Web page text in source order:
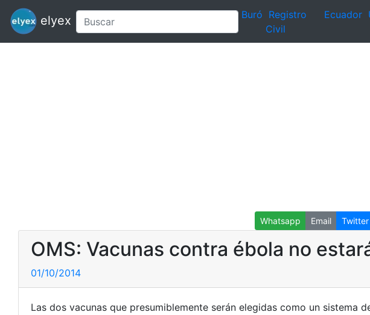
elyex Buró Registro
Civil
Ecuador
Whatsapp Email Twitter
OMS: Vacunas contra ébola no
01/10/2014
Las dos vacunas que presumiblemente serán elegidas como un